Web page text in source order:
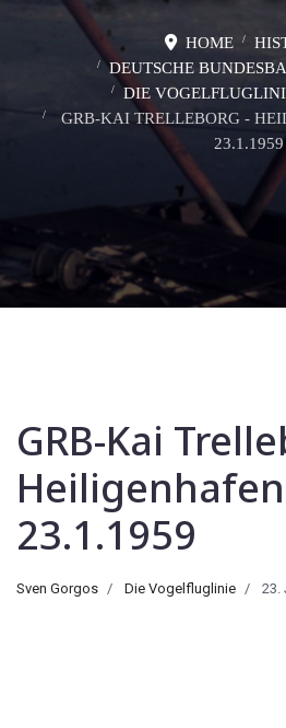
HOME
DEUTSCHE
DIE
GRB-KAI TRELLEBORG -
23.1.1959
GRB-Kai
23.1.1959
Sven Gorgos Die Vogelfluglinie 23.